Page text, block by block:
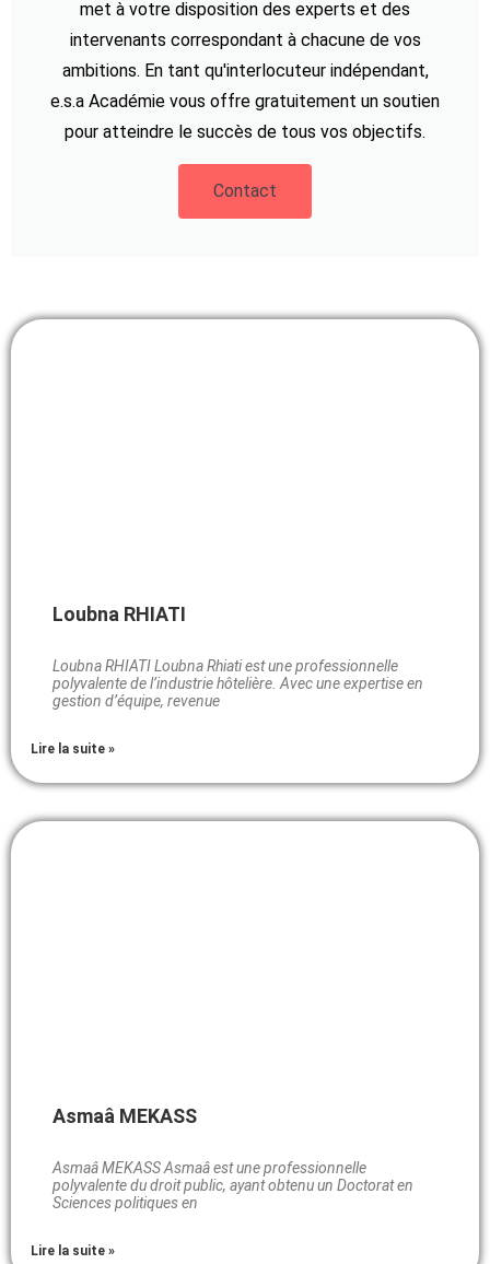
met à votre disposition des experts et des
intervenants correspondant à chacune de vos
ambitions. En tant qu'interlocuteur indépendant,
e.s.a Académie vous offre gratuitement un soutien
pour atteindre le succès de tous vos objectifs.
Contact
Loubna RHIATI
Loubna RHIATI Loubna Rhiati est une professionnelle
polyvalente de l’industrie hôtelière. Avec une expertise en
gestion d’équipe, revenue
Lire la suite »
Asmaâ MEKASS
Asmaâ MEKASS Asmaâ est une professionnelle
polyvalente du droit public, ayant obtenu un Doctorat en
Sciences politiques en
Lire la suite »